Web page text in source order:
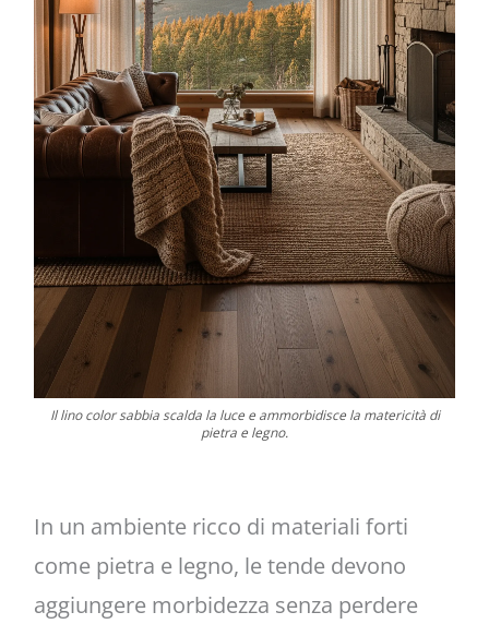
Il lino color sabbia scalda la luce e ammorbidisce la matericità di
pietra e legno.
In un ambiente ricco di materiali forti
come pietra e legno, le tende devono
aggiungere morbidezza senza perdere